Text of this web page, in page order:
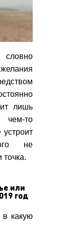
словно
лишь
чем-то
не
точка.
или
год
в какую